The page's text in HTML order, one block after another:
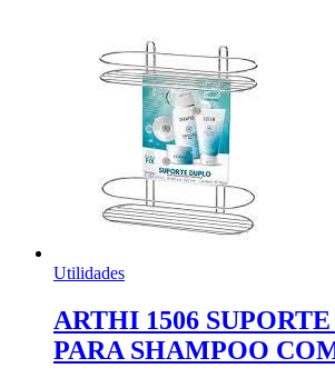
Utilidades
ARTHI 1506
PARA SHAMPOO